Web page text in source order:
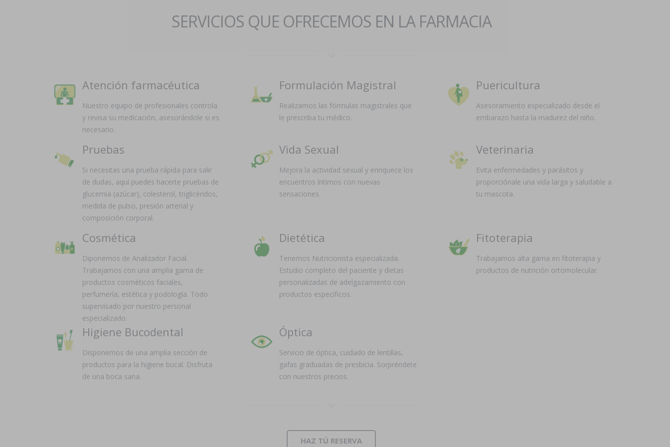
SERVICIOS QUE OFRECEMOS EN LA FARMACIA
Atención farmacéutica
Nuestro equipo de profesionales controla
y revisa su medicación, asesorándole si es
necesario.
Formulación Magistral
Realizamos las fórmulas magistrales que
le prescriba tu médico.
Puericultura
Asesoramiento especializado desde el
embarazo hasta la madurez del niño.
Pruebas
Si necesitas una prueba rápida para salir
de dudas, aquí puedes hacerte pruebas de
glucemia (azúcar), colesterol, triglicéridos,
medida de pulso, presión arterial y
composición corporal.
Vida Sexual
Mejora la actividad sexual y enriquece los
encuentros íntimos con nuevas
sensaciones.
Veterinaria
Evita enfermedades y parásitos y
proporciónale una vida larga y saludable a
tu mascota.
Cosmética
Diponemos de Analizador Facial.
Trabajamos con una amplia gama de
productos cosméticos faciales,
perfumería, estética y podología. Todo
supervisado por nuestro personal
especializado.
Dietética
Tenemos Nutricionista especializada.
Estudio completo del paciente y dietas
personalizadas de adelgazamiento con
productos específicos.
Fitoterapia
Trabajamos alta gama en fitoterapia y
productos de nutrición ortomolecular.
Higiene Bucodental
Disponemos de una amplia sección de
productos para la higiene bucal. Disfruta
de una boca sana.
Óptica
Servicio de óptica, cuidado de lentillas,
gafas graduadas de presbicia. Sorpréndete
con nuestros precios.
HAZ TÚ RESERVA